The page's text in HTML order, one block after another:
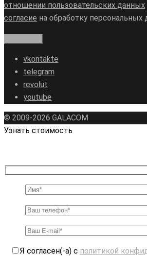
отношении пользовательских данных
согласие на обработку персональных
vkontakte
telegram
revolut
youtube
© 2009-2026 GALAСOM
Узнать стоимость
Я согласен(-а) с политикой